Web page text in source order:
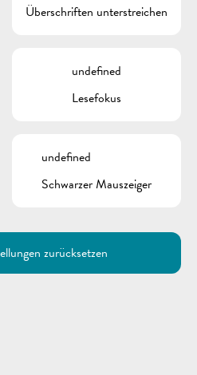
recherche pour
exemple des contacts, des
ou de documents.
Überschriften unterstreichen
undefined
Lesefokus
undefined
Schwarzer Mauszeiger
zurücksetzen